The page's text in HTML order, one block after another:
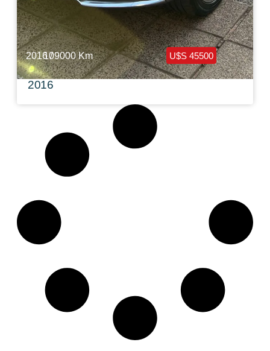
2016 /109000 Km U$S 45500
Mercedes Benz GLE 350 d Look AMG
2016